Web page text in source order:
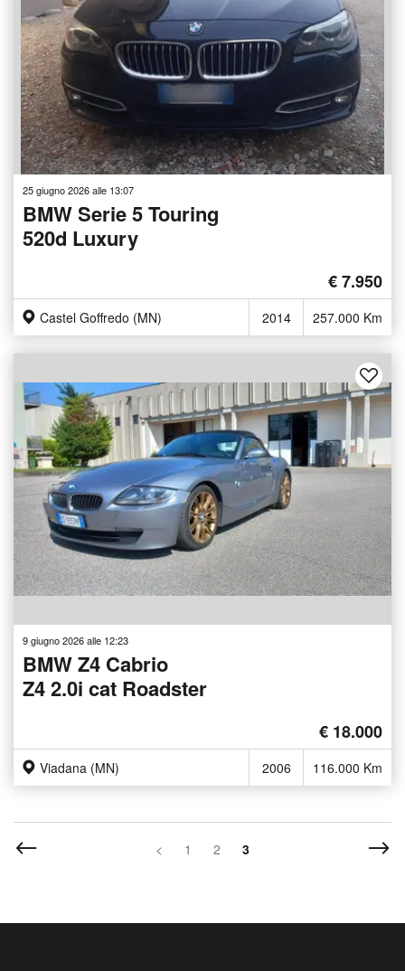
25 giugno 2026 alle 13:07
BMW Serie 5 Touring
520d Luxury
€ 7.950
Castel Goffredo (MN) 2014 257.000 Km
9 giugno 2026 alle 12:23
BMW Z4 Cabrio
Z4 2.0i cat Roadster
€ 18.000
Viadana (MN) 2006 116.000 Km
< 1 2 3